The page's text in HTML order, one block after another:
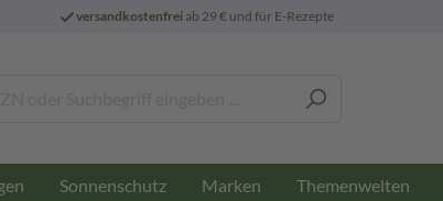
versandkostenfreiab 29 € und für E-Rezepte
Sonnenschutz Marken Themenwelten